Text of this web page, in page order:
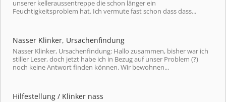
unserer kelleraussentreppe die schon länger ein
Feuchtigkeitsproblem hat. Ich vermute fast schon dass dass...
Nasser Klinker, Ursachenfindung
Nasser Klinker, Ursachenfindung: Hallo zusammen, bisher war ich
stiller Leser, doch jetzt habe ich in Bezug auf unser Problem (?)
noch keine Antwort finden können. Wir bewohnen...
Hilfestellung / Klinker nass